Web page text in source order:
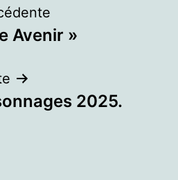
Avenir »
2025.